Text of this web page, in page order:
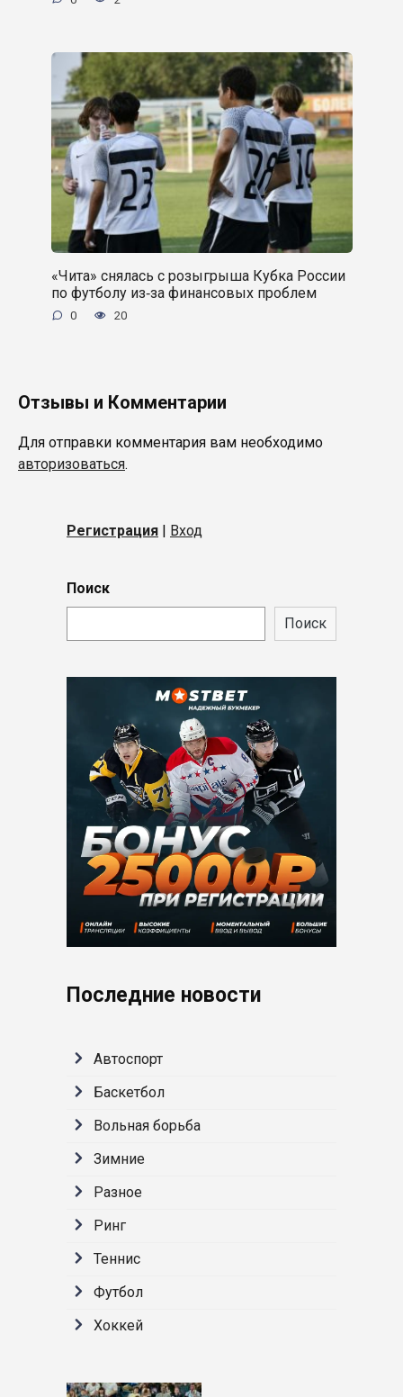
«Чита» снялась с розыгрыша Кубка России
по футболу из‑за финансовых проблем
0 20
Отзывы и Комментарии
Для отправки комментария вам необходимо
авторизоваться.
Регистрация | Вход
Поиск
Поиск
Последние новости
Автоспорт
Баскетбол
Вольная борьба
Зимние
Разное
Ринг
Теннис
Футбол
Хоккей